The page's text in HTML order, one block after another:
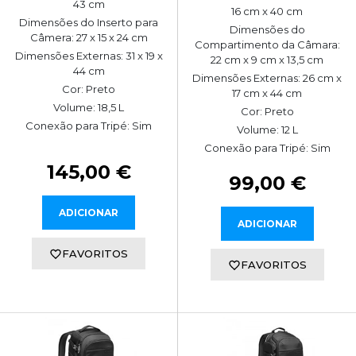
43 cm
Dimensões do Inserto para
Câmera: 27 x 15 x 24 cm
Dimensões Externas: 31 x 19 x
44 cm
Cor: Preto
Volume: 18,5 L
Conexão para Tripé: Sim
145,00 €
ADICIONAR
FAVORITOS
16 cm x 40 cm
Dimensões do
Compartimento da Câmara:
22 cm x 9 cm x 13,5 cm
Dimensões Externas: 26 cm x
17 cm x 44 cm
Cor: Preto
Volume: 12 L
Conexão para Tripé: Sim
99,00 €
ADICIONAR
FAVORITOS